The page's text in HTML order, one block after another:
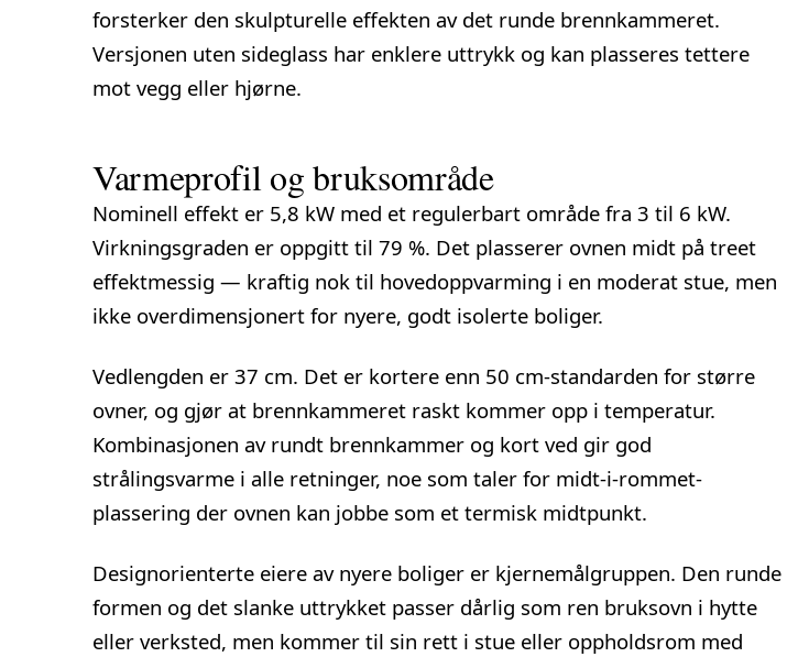
forsterker den skulpturelle effekten av det runde brennkammeret.
Versjonen uten sideglass har enklere uttrykk og kan plasseres tettere
mot vegg eller hjørne.
Varmeprofil og bruksområde
Nominell effekt er 5,8 kW med et regulerbart område fra 3 til 6 kW.
Virkningsgraden er oppgitt til 79 %. Det plasserer ovnen midt på treet
effektmessig — kraftig nok til hovedoppvarming i en moderat stue, men
ikke overdimensjonert for nyere, godt isolerte boliger.
Vedlengden er 37 cm. Det er kortere enn 50 cm-standarden for større
ovner, og gjør at brennkammeret raskt kommer opp i temperatur.
Kombinasjonen av rundt brennkammer og kort ved gir god
strålingsvarme i alle retninger, noe som taler for midt-i-rommet-
plassering der ovnen kan jobbe som et termisk midtpunkt.
Designorienterte eiere av nyere boliger er kjernemålgruppen. Den runde
formen og det slanke uttrykket passer dårlig som ren bruksovn i hytte
eller verksted, men kommer til sin rett i stue eller oppholdsrom med